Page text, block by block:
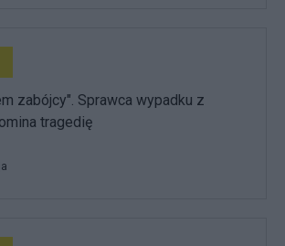
zabójcy". Sprawca wypadku z
tragedię